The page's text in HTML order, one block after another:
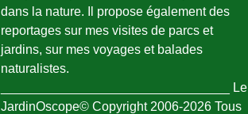
dans la nature. Il propose également des
reportages sur mes visites de parcs et
jardins, sur mes voyages et balades
naturalistes.
________________________________ Le
JardinOscope© Copyright 2006-2026 Tous